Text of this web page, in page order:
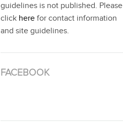
guidelines is not published. Please
click here for contact information
and site guidelines.
FACEBOOK